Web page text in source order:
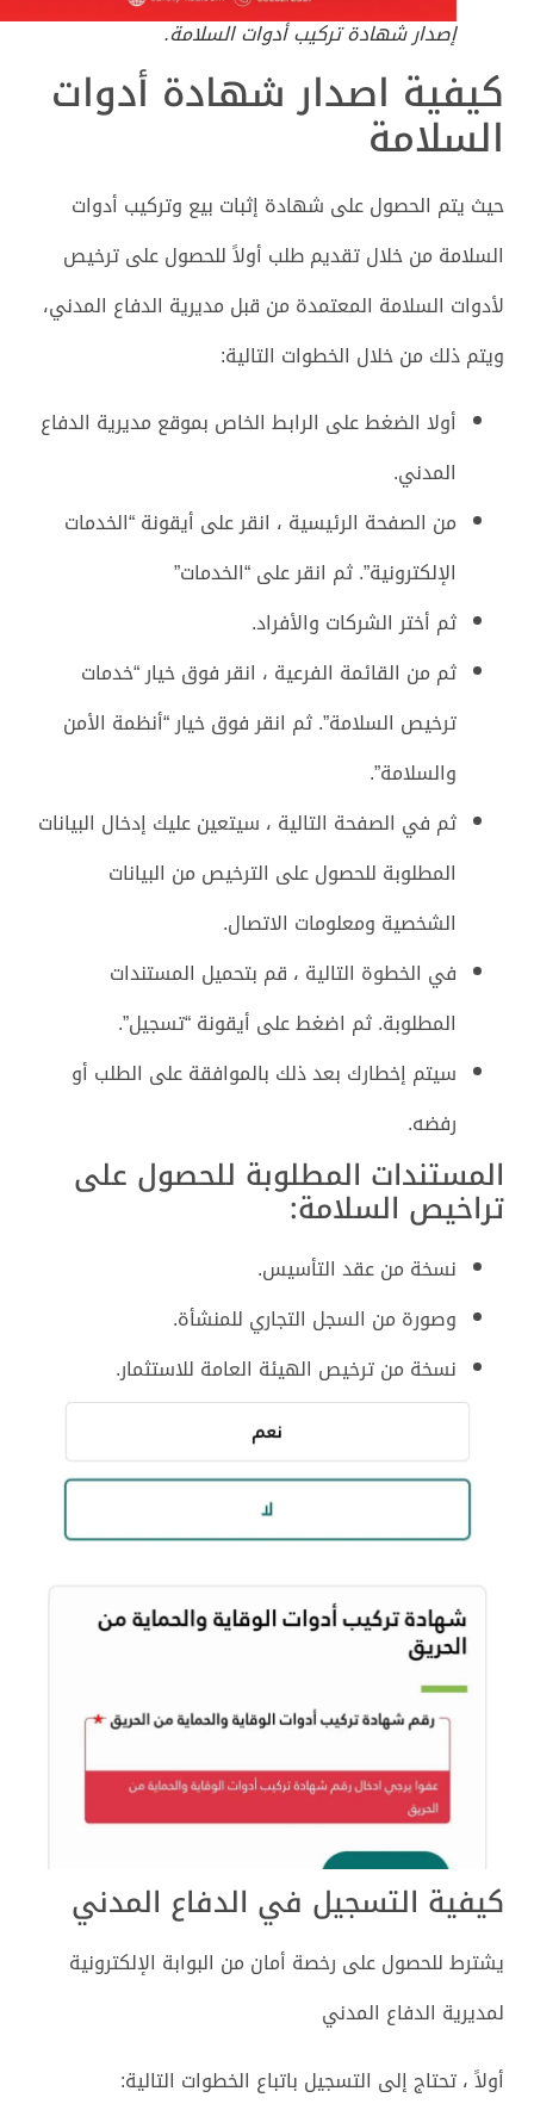
إصدار شهادة تركيب أدوات السلامة.
كيفية اصدار شهادة أدوات
السلامة
حيث يتم الحصول على شهادة إثبات بيع وتركيب أدوات
السلامة من خلال تقديم طلب أولاً للحصول على ترخيص
لأدوات السلامة المعتمدة من قبل مديرية الدفاع المدني،
ويتم ذلك من خلال الخطوات التالية:
أولا الضغط على الرابط الخاص بموقع مديرية الدفاع
المدني.
من الصفحة الرئيسية ، انقر على أيقونة “الخدمات
الإلكترونية”. ثم انقر على “الخدمات”
ثم أختر الشركات والأفراد.
ثم من القائمة الفرعية ، انقر فوق خيار “خدمات
ترخيص السلامة”. ثم انقر فوق خيار “أنظمة الأمن
والسلامة”.
ثم في الصفحة التالية ، سيتعين عليك إدخال البيانات
المطلوبة للحصول على الترخيص من البيانات
الشخصية ومعلومات الاتصال.
في الخطوة التالية ، قم بتحميل المستندات
المطلوبة. ثم اضغط على أيقونة “تسجيل”.
سيتم إخطارك بعد ذلك بالموافقة على الطلب أو
رفضه.
المستندات المطلوبة للحصول على
تراخيص السلامة:
نسخة من عقد التأسيس.
وصورة من السجل التجاري للمنشأة.
نسخة من ترخيص الهيئة العامة للاستثمار.
كيفية التسجيل في الدفاع المدني
يشترط للحصول على رخصة أمان من البوابة الإلكترونية
لمديرية الدفاع المدني
أولاً ، تحتاج إلى التسجيل باتباع الخطوات التالية: